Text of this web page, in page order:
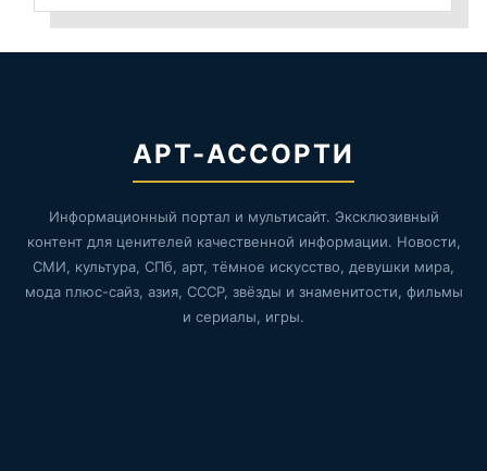
АРТ-АССОРТИ
Информационный портал и мультисайт. Эксклюзивный
контент для ценителей качественной информации. Новости,
СМИ, культура, СПб, арт, тёмное искусство, девушки мира,
мода плюс-сайз, азия, СССР, звёзды и знаменитости, фильмы
и сериалы, игры.